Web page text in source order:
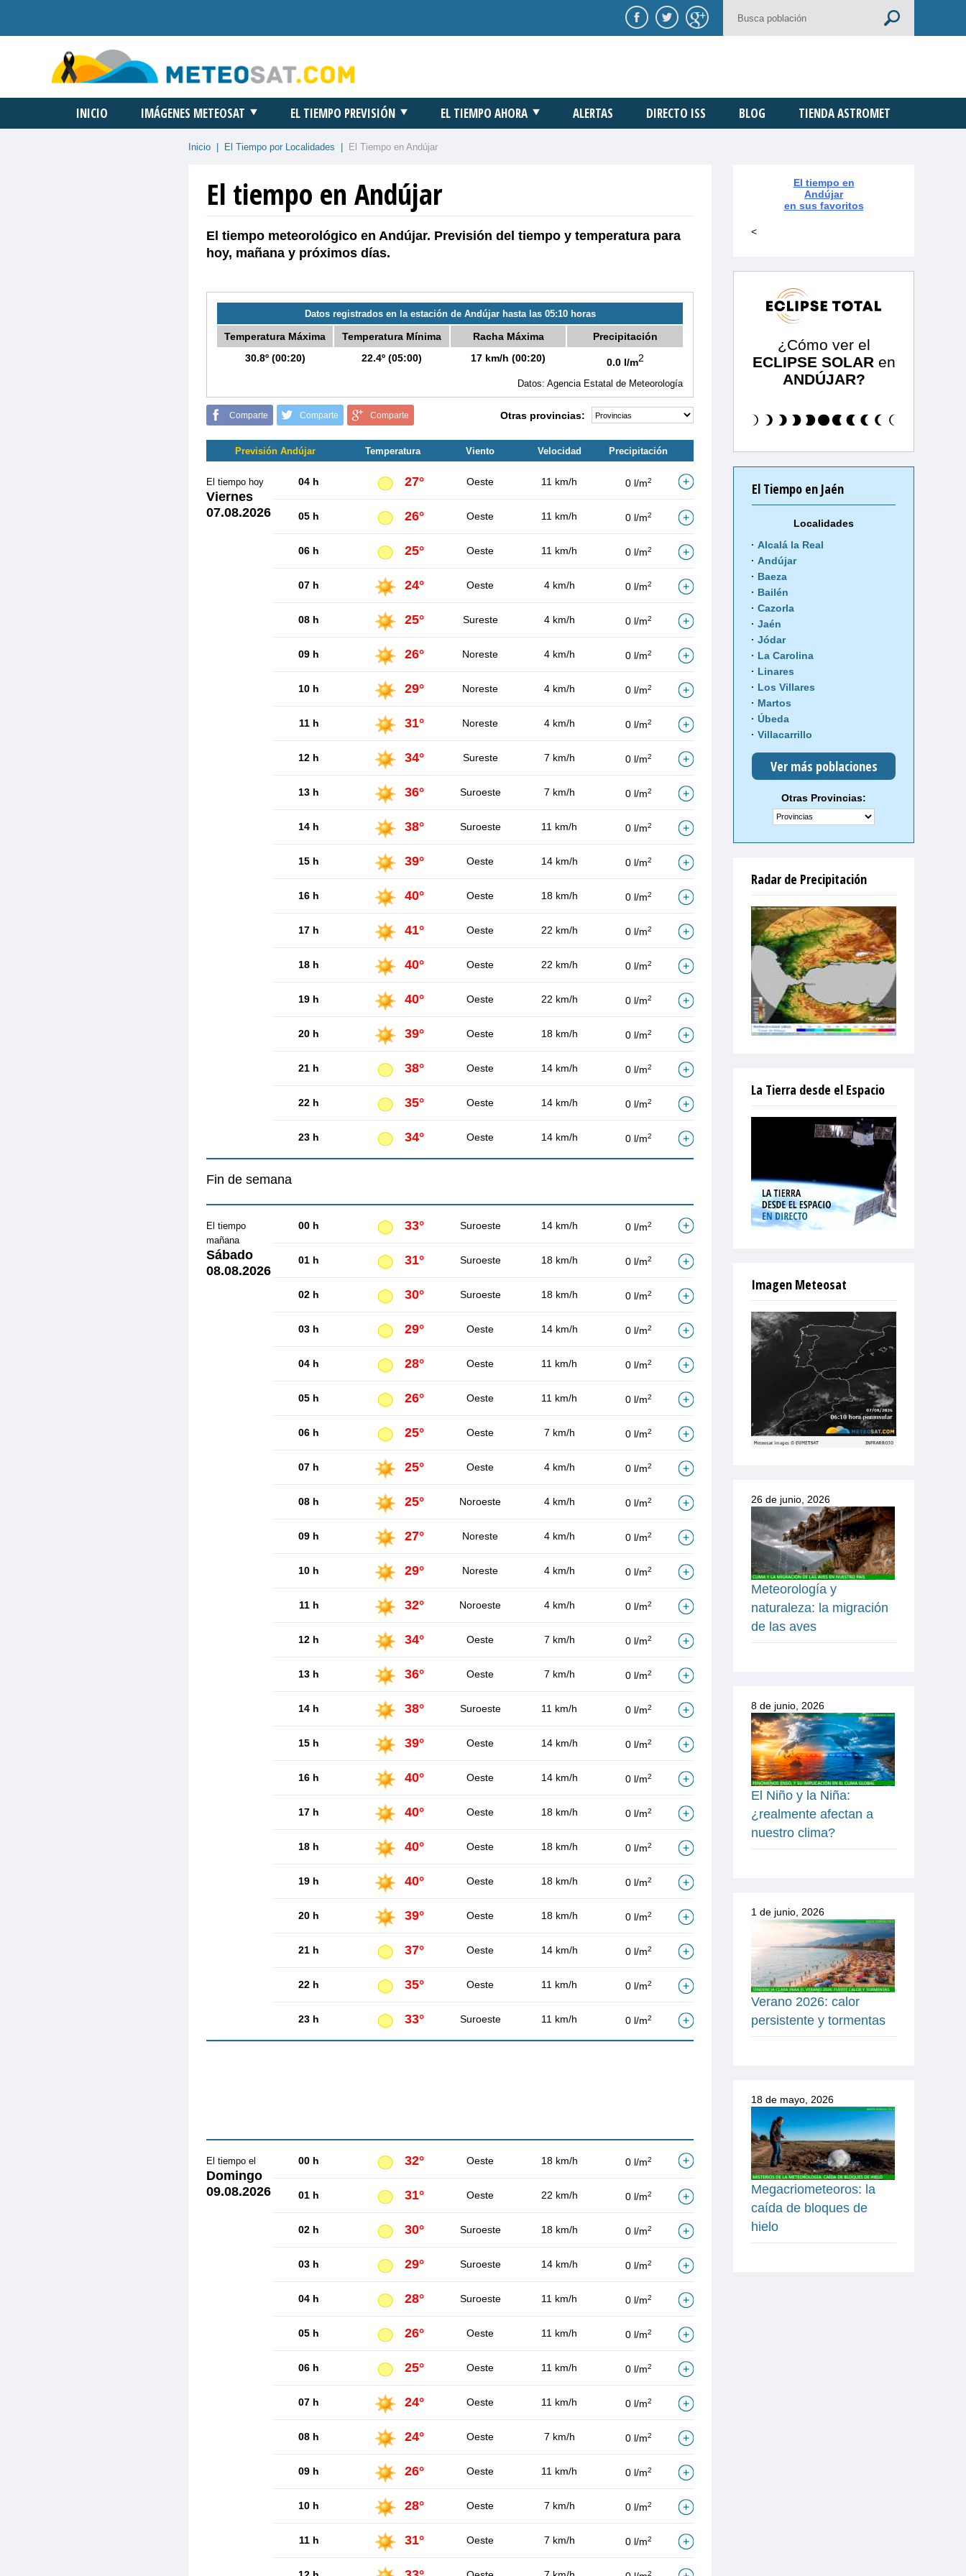
INICIO IMÁGENES METEOSAT EL TIEMPO PREVISIÓN EL TIEMPO AHORA ALERTAS DIRECTO ISS BLOG TIENDA ASTROMET
Inicio El Tiempo por Localidades El Tiempo en Andújar
El tiempo en Andújar
El tiempo meteorológico en Andújar. Previsión del tiempo y temperatura para
hoy, mañana y próximos días.
Datos registrados en la estación de Andújar hasta las 05:10 horas
Temperatura Máxima
30.8º (00:20)
Temperatura Mínima
22.4º (05:00)
Racha Máxima
17 km/h (00:20)
Precipitación
0.0 l/m2
Datos: Agencia Estatal de Meteorología
Comparte Comparte Comparte Otras provincias:
Previsión Andújar Temperatura Viento Velocidad Precipitación
El tiempo hoy
Viernes
07.08.2026
04 h 27° Oeste 11 km/h 0 l/m2
05 h 26° Oeste 11 km/h 0 l/m2
06 h 25° Oeste 11 km/h 0 l/m2
07 h 24° Oeste 4 km/h 0 l/m2
08 h 25° Sureste 4 km/h 0 l/m2
09 h 26° Noreste 4 km/h 0 l/m2
10 h 29° Noreste 4 km/h 0 l/m2
11 h 31° Noreste 4 km/h 0 l/m2
12 h 34° Sureste 7 km/h 0 l/m2
13 h 36° Suroeste 7 km/h 0 l/m2
14 h 38° Suroeste 11 km/h 0 l/m2
15 h 39° Oeste 14 km/h 0 l/m2
16 h 40° Oeste 18 km/h 0 l/m2
17 h 41° Oeste 22 km/h 0 l/m2
18 h 40° Oeste 22 km/h 0 l/m2
19 h 40° Oeste 22 km/h 0 l/m2
20 h 39° Oeste 18 km/h 0 l/m2
21 h 38° Oeste 14 km/h 0 l/m2
22 h 35° Oeste 14 km/h 0 l/m2
23 h 34° Oeste 14 km/h 0 l/m2
Fin de semana
El tiempo
mañana
Sábado
08.08.2026
00 h 33° Suroeste 14 km/h 0 l/m2
01 h 31° Suroeste 18 km/h 0 l/m2
02 h 30° Suroeste 18 km/h 0 l/m2
03 h 29° Oeste 14 km/h 0 l/m2
04 h 28° Oeste 11 km/h 0 l/m2
05 h 26° Oeste 11 km/h 0 l/m2
06 h 25° Oeste 7 km/h 0 l/m2
07 h 25° Oeste 4 km/h 0 l/m2
08 h 25° Noroeste 4 km/h 0 l/m2
09 h 27° Noreste 4 km/h 0 l/m2
10 h 29° Noreste 4 km/h 0 l/m2
11 h 32° Noroeste 4 km/h 0 l/m2
12 h 34° Oeste 7 km/h 0 l/m2
13 h 36° Oeste 7 km/h 0 l/m2
14 h 38° Suroeste 11 km/h 0 l/m2
15 h 39° Oeste 14 km/h 0 l/m2
16 h 40° Oeste 14 km/h 0 l/m2
17 h 40° Oeste 18 km/h 0 l/m2
18 h 40° Oeste 18 km/h 0 l/m2
19 h 40° Oeste 18 km/h 0 l/m2
20 h 39° Oeste 18 km/h 0 l/m2
21 h 37° Oeste 14 km/h 0 l/m2
22 h 35° Oeste 11 km/h 0 l/m2
23 h 33° Suroeste 11 km/h 0 l/m2
El tiempo el
Domingo
09.08.2026
00 h 32° Oeste 18 km/h 0 l/m2
01 h 31° Oeste 22 km/h 0 l/m2
02 h 30° Suroeste 18 km/h 0 l/m2
03 h 29° Suroeste 14 km/h 0 l/m2
04 h 28° Suroeste 11 km/h 0 l/m2
05 h 26° Oeste 11 km/h 0 l/m2
06 h 25° Oeste 11 km/h 0 l/m2
07 h 24° Oeste 11 km/h 0 l/m2
08 h 24° Oeste 7 km/h 0 l/m2
09 h 26° Oeste 11 km/h 0 l/m2
10 h 28° Oeste 7 km/h 0 l/m2
11 h 31° Oeste 7 km/h 0 l/m2
2
El tiempo en
Andújar
en sus favoritos
<
¿Cómo ver el
ECLIPSE SOLAR en
ANDÚJAR?
El Tiempo en Jaén
Localidades
Alcalá la Real
Andújar
Baeza
Bailén
Cazorla
Jaén
Jódar
La Carolina
Linares
Los Villares
Martos
Úbeda
Villacarrillo
Ver más poblaciones
Otras Provincias:
Radar de Precipitación
La Tierra desde el Espacio
Imagen Meteosat
26 de junio, 2026
Meteorología y
naturaleza: la migración
de las aves
8 de junio, 2026
El Niño y la Niña:
¿realmente afectan a
nuestro clima?
1 de junio, 2026
Verano 2026: calor
persistente y tormentas
18 de mayo, 2026
Megacriometeoros: la
caída de bloques de
hielo